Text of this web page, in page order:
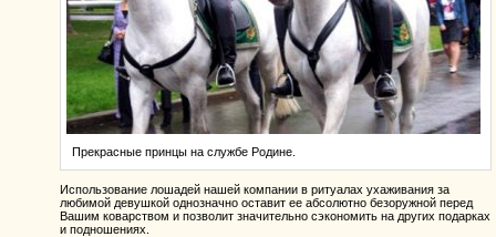
Прекрасные принцы на службе Родине.
Использование лошадей нашей компании в ритуалах ухаживания за
любимой девушкой однозначно оставит ее абсолютно безоружной перед
Вашим коварством и позволит значительно сэкономить на других подарках
и подношениях.